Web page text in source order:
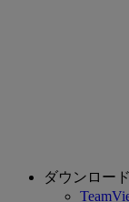
ダウンロー